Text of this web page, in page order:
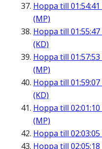
Hoppa till 01:54:41
(MP)
Hoppa till 01:55:47
(KD)
Hoppa till 01:57:53
(MP)
Hoppa till 01:59:07
(KD)
Hoppa till 02:01:10
(MP)
Hoppa till 02:03:05
Hoppa till 02:05:18